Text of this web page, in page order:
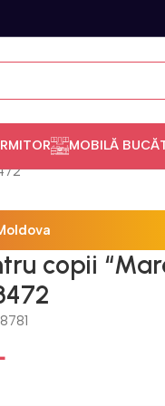
MOBILĂ
copii